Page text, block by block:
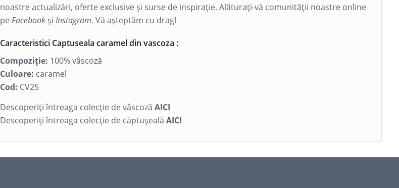
noastre actualizări, oferte exclusive și surse de inspirație. Alăturați-vă comunității noastre online
peFacebook șiInstagram. Vă așteptăm cu drag!
Caracteristici Captuseala caramel din vascoza :
Compoziție: 100% vâscoză
Culoare: caramel
Cod: CV25
Descoperiți întreaga colecție de vâscozăAICI
Descoperiți întreaga colecție de căptușealăAICI